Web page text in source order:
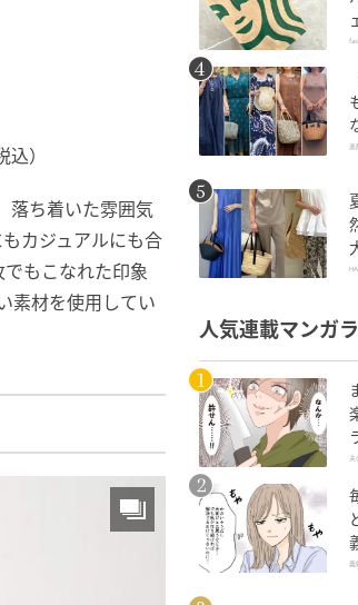
）
落ち着いた雰囲気
カジュアルにも合
もこなれた印象
素材を使用してい
人気連載マンガ
夫